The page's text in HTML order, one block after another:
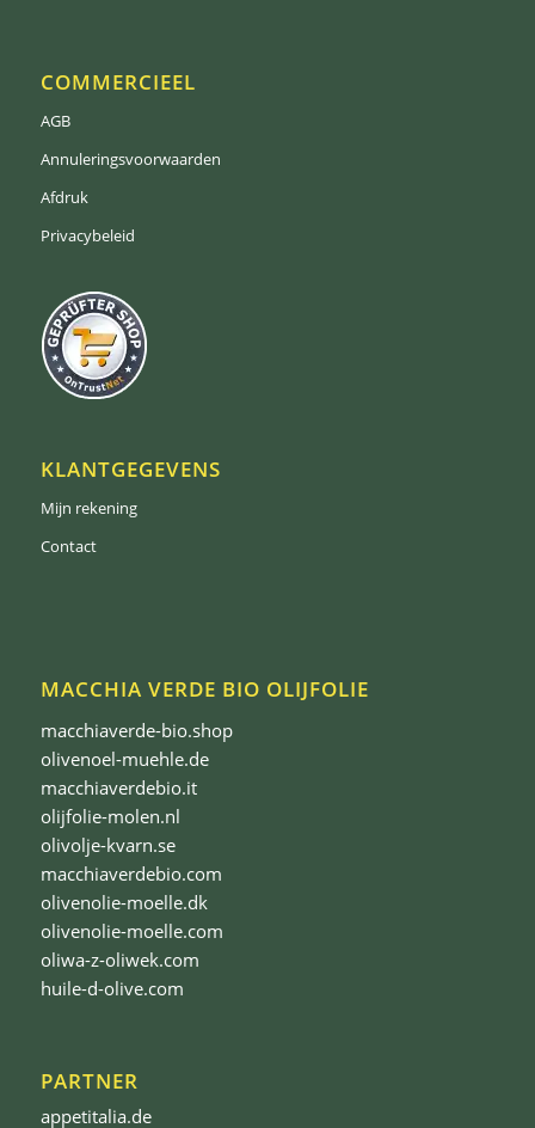
COMMERCIEEL
AGB
Annuleringsvoorwaarden
Afdruk
Privacybeleid
KLANTGEGEVENS
Mijn rekening
Contact
MACCHIA VERDE BIO OLIJFOLIE
macchiaverde-bio.shop
olivenoel-muehle.de
macchiaverdebio.it
olijfolie-molen.nl
olivolje-kvarn.se
macchiaverdebio.com
olivenolie-moelle.dk
olivenolie-moelle.com
oliwa-z-oliwek.com
huile-d-olive.com
PARTNER
appetitalia.de